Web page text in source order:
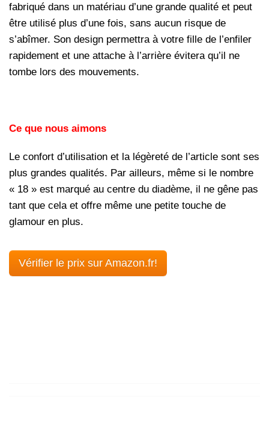
fabriqué dans un matériau d’une grande qualité et peut
être utilisé plus d’une fois, sans aucun risque de
s’abîmer. Son design permettra à votre fille de l’enfiler
rapidement et une attache à l’arrière évitera qu’il ne
tombe lors des mouvements.
Ce que nous aimons
Le confort d’utilisation et la légèreté de l’article sont ses
plus grandes qualités. Par ailleurs, même si le nombre
« 18 » est marqué au centre du diadème, il ne gêne pas
tant que cela et offre même une petite touche de
glamour en plus.
Vérifier le prix sur Amazon.fr!